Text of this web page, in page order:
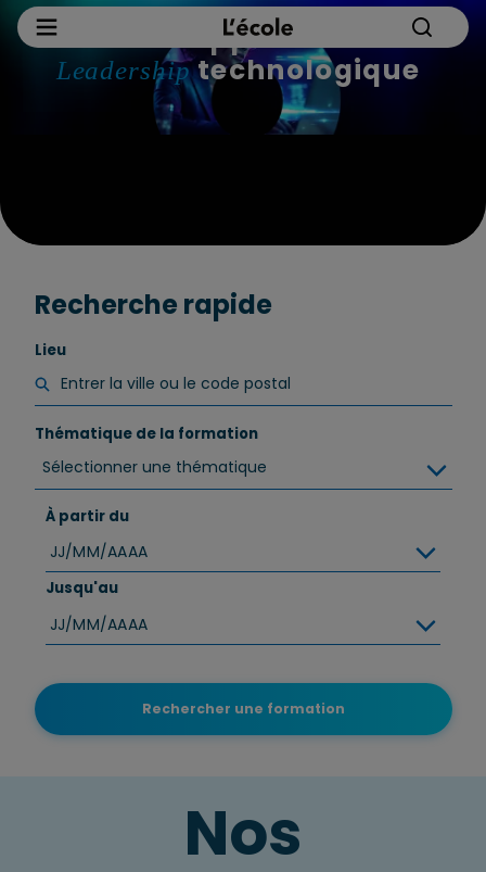
Développez votre
Leadershiptechnologique
Recherche rapide
Lieu
Thématique de la formation
À partir du
JJ/MM/AAAA
Jusqu'au
JJ/MM/AAAA
Rechercher une formation
Nos